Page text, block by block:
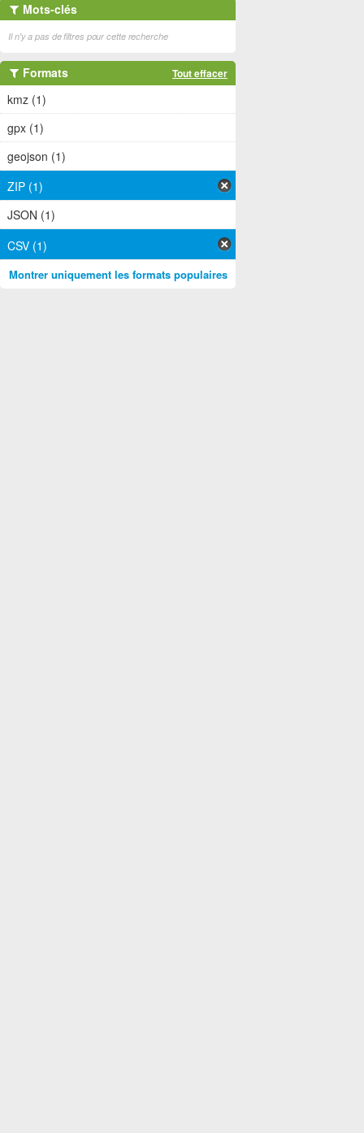
Mots-clés
Il n'y a pas de filtres pour cette recherche
Formats Tout effacer
kmz (1)
gpx (1)
geojson (1)
ZIP (1)
JSON (1)
CSV (1)
Montrer uniquement les formats populaires